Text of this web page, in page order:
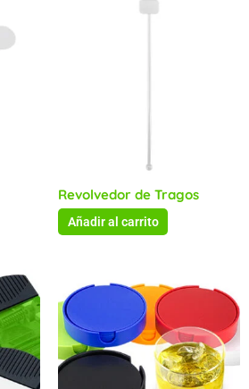
Revolvedor de Tragos
Añadir al carrito